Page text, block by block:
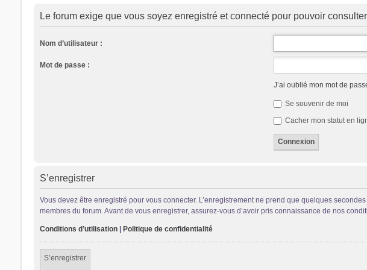
Le forum exige que vous soyez enregistré et connecté pour pouvoir
Nom d’utilisateur :
Mot de passe :
J’ai oublié mon mot de
Se souvenir de moi
Cacher mon statut en
S’enregistrer
Vous devez être enregistré pour vous connecter. L’enregistrement ne prend que quelques
membres du forum. Avant de vous enregistrer, assurez-vous d’avoir pris connaissance de nos
Conditions d’utilisation| Politique de confidentialité
S’enregistrer